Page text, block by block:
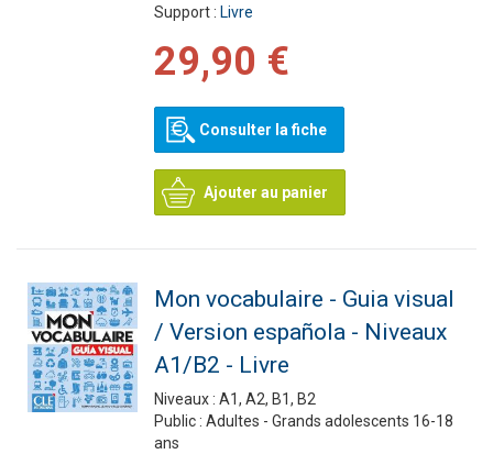
Support : Livre
29,90 €
Consulter la fiche
Ajouter au panier
Mon vocabulaire - Guia visual
/ Version española - Niveaux
A1/B2 - Livre
Niveaux : A1, A2, B1, B2
Public : Adultes - Grands adolescents 16-18
ans